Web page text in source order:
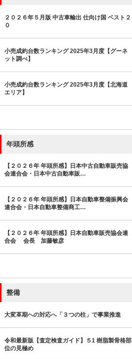
２０２６年５月版 中古車輸出 仕向け国 ベスト２
０
小売成約台数ランキング 2025年3月度【グーネ
ット調べ】
小売成約台数ランキング 2025年3月度【北海道
エリア】
年頭所感
【２０２６年 年頭所感】日本中古自動車販売協
会連合会・日本中古自動車販…
【２０２６年 年頭所感】日本自動車整備振興会
連合会・日本自動車整備商工…
【２０２６年 年頭所感】日本自動車販売協会連
合会 会長 加藤敏彦
整備
大変革期への対応へ「３つの柱」で事業推進
令和最新版【査定検査ガイド】５1 樹脂製骨格部
位の見極め